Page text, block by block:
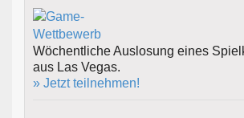
Wöchentliche Auslosung eines
aus Las Vegas.
» Jetzt teilnehmen!